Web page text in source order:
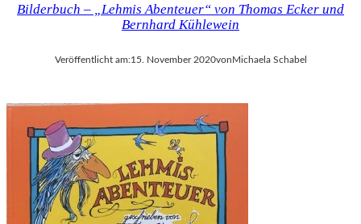
Bilderbuch – „Lehmis Abenteuer“ von Thomas Ecker und
Bernhard Kühlewein
Veröffentlicht am:15. November 2020vonMichaela Schabel